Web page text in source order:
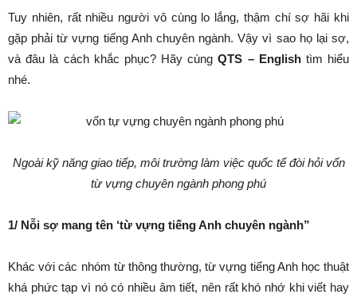
Tuy nhiên, rất nhiều người vô cùng lo lắng, thậm chí sợ hãi khi
gặp phải từ vựng tiếng Anh chuyên ngành. Vậy vì sao họ lại sợ,
và đâu là cách khắc phục? Hãy cùngQTS – Englishtìm hiểu
nhé.
Ngoài kỹ năng giao tiếp, môi trường làm việc quốc tế đòi hỏi vốn
từ vựng chuyên ngành phong phú
1/ Nỗi sợ mang tên ‘từ vựng tiếng Anh chuyên ngành”
Khác với các nhóm từ thông thường, từ vựng tiếng Anh học thuật
khá phức tạp vì nó có nhiều âm tiết, nên rất khó nhớ khi viết hay